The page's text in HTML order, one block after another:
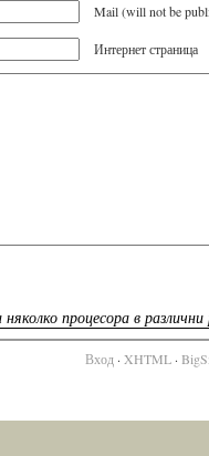
Mail (will not be
Интернет страница
процесора в
Вход· XHTML·